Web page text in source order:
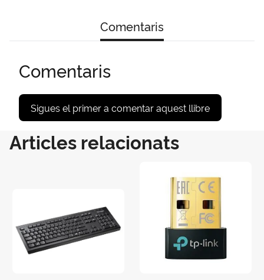
Comentaris
Comentaris
Sigues el primer a comentar aquest llibre
Articles relacionats